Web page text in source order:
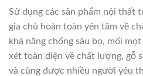
Sử dụng các sản phẩm nội thất
gia chủ hoàn toàn yên tâm về
khả năng chống sâu bọ, mối
xét toàn diện về chất lượng, gỗ
và cũng được nhiều người yêu